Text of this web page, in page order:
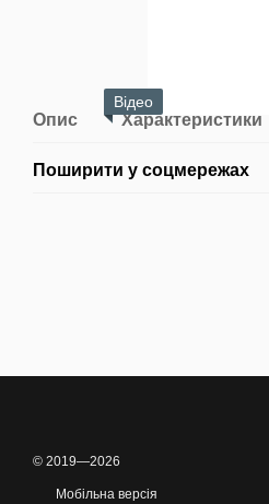
Відео
Опис Характеристики
Поширити у соцмережах
© 2019—2026
Мобільна версія